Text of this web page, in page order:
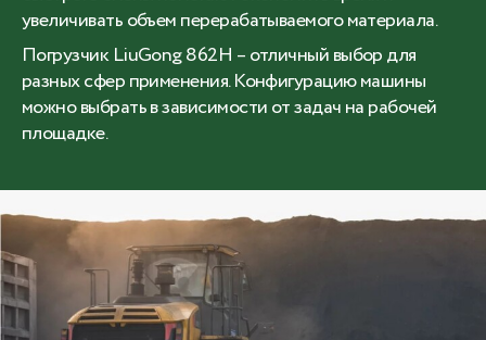
увеличивать объем перерабатываемого материала.
Погрузчик LiuGong 862H – отличный выбор для
разных сфер применения. Конфигурацию машины
можно выбрать в зависимости от задач на рабочей
площадке.